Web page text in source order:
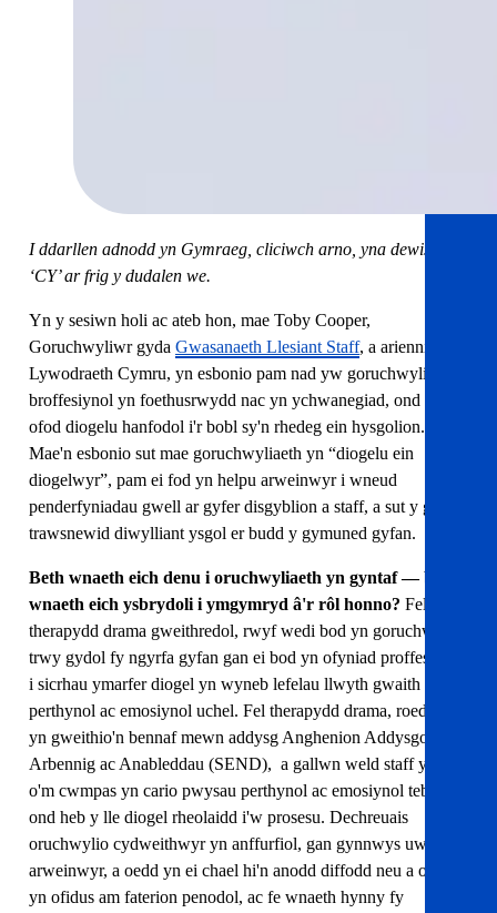
I ddarllen adnodd yn Gymraeg, cliciwch arno, yna dewiswch
‘CY’ ar frig y dudalen we.
Yn y sesiwn holi ac ateb hon, mae Toby Cooper,
Goruchwyliwr gyda Gwasanaeth Llesiant Staff, a ariennir gan
Lywodraeth Cymru, yn esbonio pam nad yw goruchwyliaeth
broffesiynol yn foethusrwydd nac yn ychwanegiad, ond yn
ofod diogelu hanfodol i'r bobl sy'n rhedeg ein hysgolion.
Mae'n esbonio sut mae goruchwyliaeth yn “diogelu ein
diogelwyr”, pam ei fod yn helpu arweinwyr i wneud
penderfyniadau gwell ar gyfer disgyblion a staff, a sut y gall
trawsnewid diwylliant ysgol er budd y gymuned gyfan.
Beth wnaeth eich denu i oruchwyliaeth yn gyntaf — beth
wnaeth eich ysbrydoli i ymgymryd â'r rôl honno? Fel
therapydd drama gweithredol, rwyf wedi bod yn goruchwylio
trwy gydol fy ngyrfa gyfan gan ei bod yn ofyniad proffesiynol
i sicrhau ymarfer diogel yn wyneb lefelau llwyth gwaith
perthynol ac emosiynol uchel. Fel therapydd drama, roeddwn
yn gweithio'n bennaf mewn addysg Anghenion Addysgol
Arbennig ac Anableddau (SEND), a gallwn weld staff ysgol
o'm cwmpas yn cario pwysau perthynol ac emosiynol tebyg
ond heb y lle diogel rheolaidd i'w prosesu. Dechreuais
oruchwylio cydweithwyr yn anffurfiol, gan gynnwys uwch
arweinwyr, a oedd yn ei chael hi'n anodd diffodd neu a oedd
yn ofidus am faterion penodol, ac fe wnaeth hynny fy